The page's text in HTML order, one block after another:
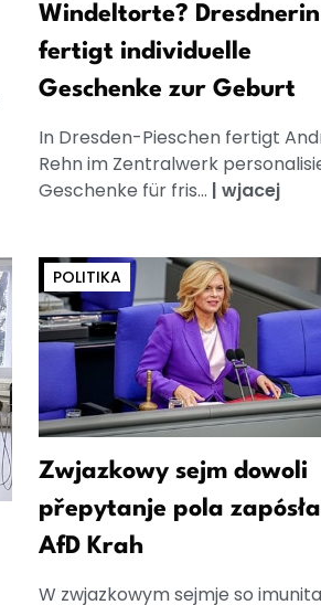
Windeltorte? Dresdnerin
fertigt individuelle
Geschenke zur Geburt
In Dresden-Pieschen fertigt
Rehn im Zentralwerk
Geschenke für fris... | wjacej
POLITIKA
Zwjazkowy sejm dowoli
přepytanje pola
AfD Krah
W zwjazkowym sejmje so imunita